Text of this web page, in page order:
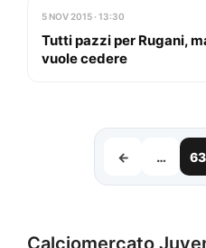
5 NOV 2015 · 13:30
Tutti pazzi per Rugani,
vuole cedere
← …
Calciomercato